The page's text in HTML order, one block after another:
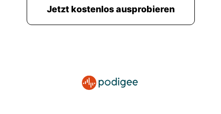
Jetzt kostenlos ausprobieren